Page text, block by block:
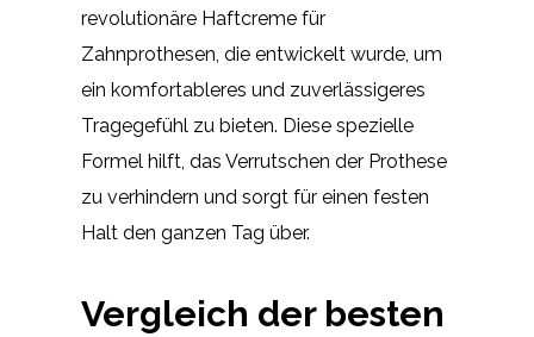
revolutionäre Haftcreme für
Zahnprothesen, die entwickelt wurde, um
ein komfortableres und zuverlässigeres
Tragegefühl zu bieten. Diese spezielle
Formel hilft, das Verrutschen der Prothese
zu verhindern und sorgt für einen festen
Halt den ganzen Tag über.
Vergleich der besten